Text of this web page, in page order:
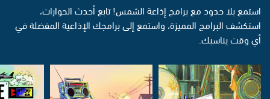
استمع بلا حدود مع برامج إذاعة الشمس! تابع أحدث الحوارات،
استكشف البرامج المميزة، واستمع إلى برامجك الإذاعية المفضلة في
أي وقت يناسبك.